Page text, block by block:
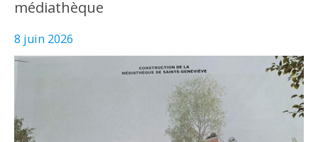
médiathèque
8 juin 2026